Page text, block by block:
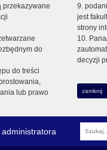
przekazywane
do
do treści
lub prawo
9.
jest
strony
10.
decyzji
zamknij
Fraza